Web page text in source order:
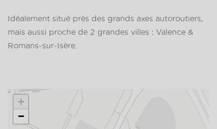
Idéalement situé près des grands axes autoroutiers,
mais aussi proche de 2 grandes villes : Valence &
Romans-sur-Isère.
+
−